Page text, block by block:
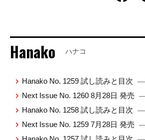
Hanako ハナコ
Hanako No. 1259 試し読みと目次 —
Next Issue No. 1260 8月28日 発売 —
Hanako No. 1258 試し読みと目次 —
Next Issue No. 1259 7月28日 発売 —